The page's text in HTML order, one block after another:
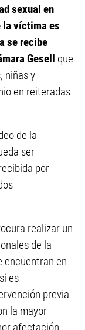
sexual en
la víctima es
se recibe
Gesell que
niñas y
en reiteradas
de la
ser
por
realizar un
de la
encuentran en
es
previa
la mayor